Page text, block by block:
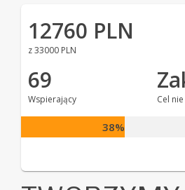
12760 PLN
z 33000 PLN
69
Wspierający Cel
38%